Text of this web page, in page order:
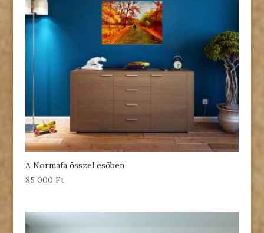
A Normafa ősszel esőben
85 000 Ft